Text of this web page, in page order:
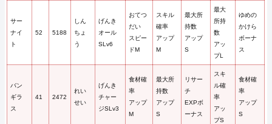
サー
ナイ
ト
52 5188
しん
ちょ
う
げんき
オール
SLv6
おてつ
だい
スピー
ドM
スキル
確率
アップ
M
最大所
持数
アップ
S
最大
所持
数
アッ
プL
ゆめの
かけら
ボーナ
ス
バン
ギラ
ス
41 2472
れい
せい
げんき
チャー
ジSLv3
食材確
率
アップ
M
最大所
持数
アップ
S
リサー
チ
EXPボ
ーナス
スキ
ル確
率
アッ
プS
食材確
率
アップ
S